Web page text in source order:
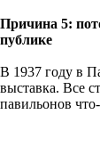
Причина 5:
публике
В 1937 году в
выставка. Все
павильонов